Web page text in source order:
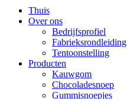
Thuis
Over ons
Bedrijfsprofiel
Fabrieksrondleiding
Tentoonstelling
Producten
Kauwgom
Chocoladesnoep
Gummisnoepjes